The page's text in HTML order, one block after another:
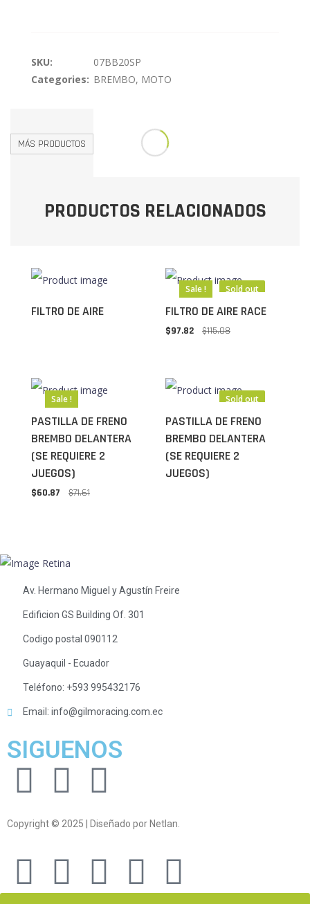
SKU:
07BB20SP
Categories: BREMBO, MOTO
MÁS PRODUCTOS
PRODUCTOS RELACIONADOS
FILTRO DE AIRE
Sale ! Sold out
FILTRO DE AIRE RACE
$115.08
$97.82
Sale !
PASTILLA DE FRENO
BREMBO DELANTERA
(SE REQUIERE 2
JUEGOS)
$71.61
$60.87
Sold out
PASTILLA DE FRENO
BREMBO DELANTERA
(SE REQUIERE 2
JUEGOS)
Av. Hermano Miguel y Agustín Freire
Edificion GS Building Of. 301
Codigo postal 090112
Guayaquil - Ecuador
Teléfono: +593 995432176
Email: info@gilmoracing.com.ec
SIGUENOS
Copyright © 2025 | Diseñado por Netlan.